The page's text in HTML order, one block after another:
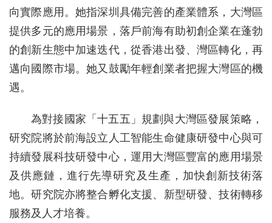
向實際應用。她指深圳具備完善的產業體系，大灣區
提供多元的應用場景，落戶前海有助初創企業在蓬勃
的創新生態中加速迭代，從香港出發、灣區轉化，再
邁向國際市場。她又鼓勵年輕創業者把握大灣區的機
遇。
為對接國家「十五五」規劃與大灣區發展策略，
研究院將於前海設立人工智能生命健康研發中心與可
持續發展科技研發中心，運用大灣區豐富的應用場景
及供應鏈，進行先導研究及生產，加快創新技術落
地。研究院亦將整合孵化支援、新型研發、技術轉移
服務及人才培養。